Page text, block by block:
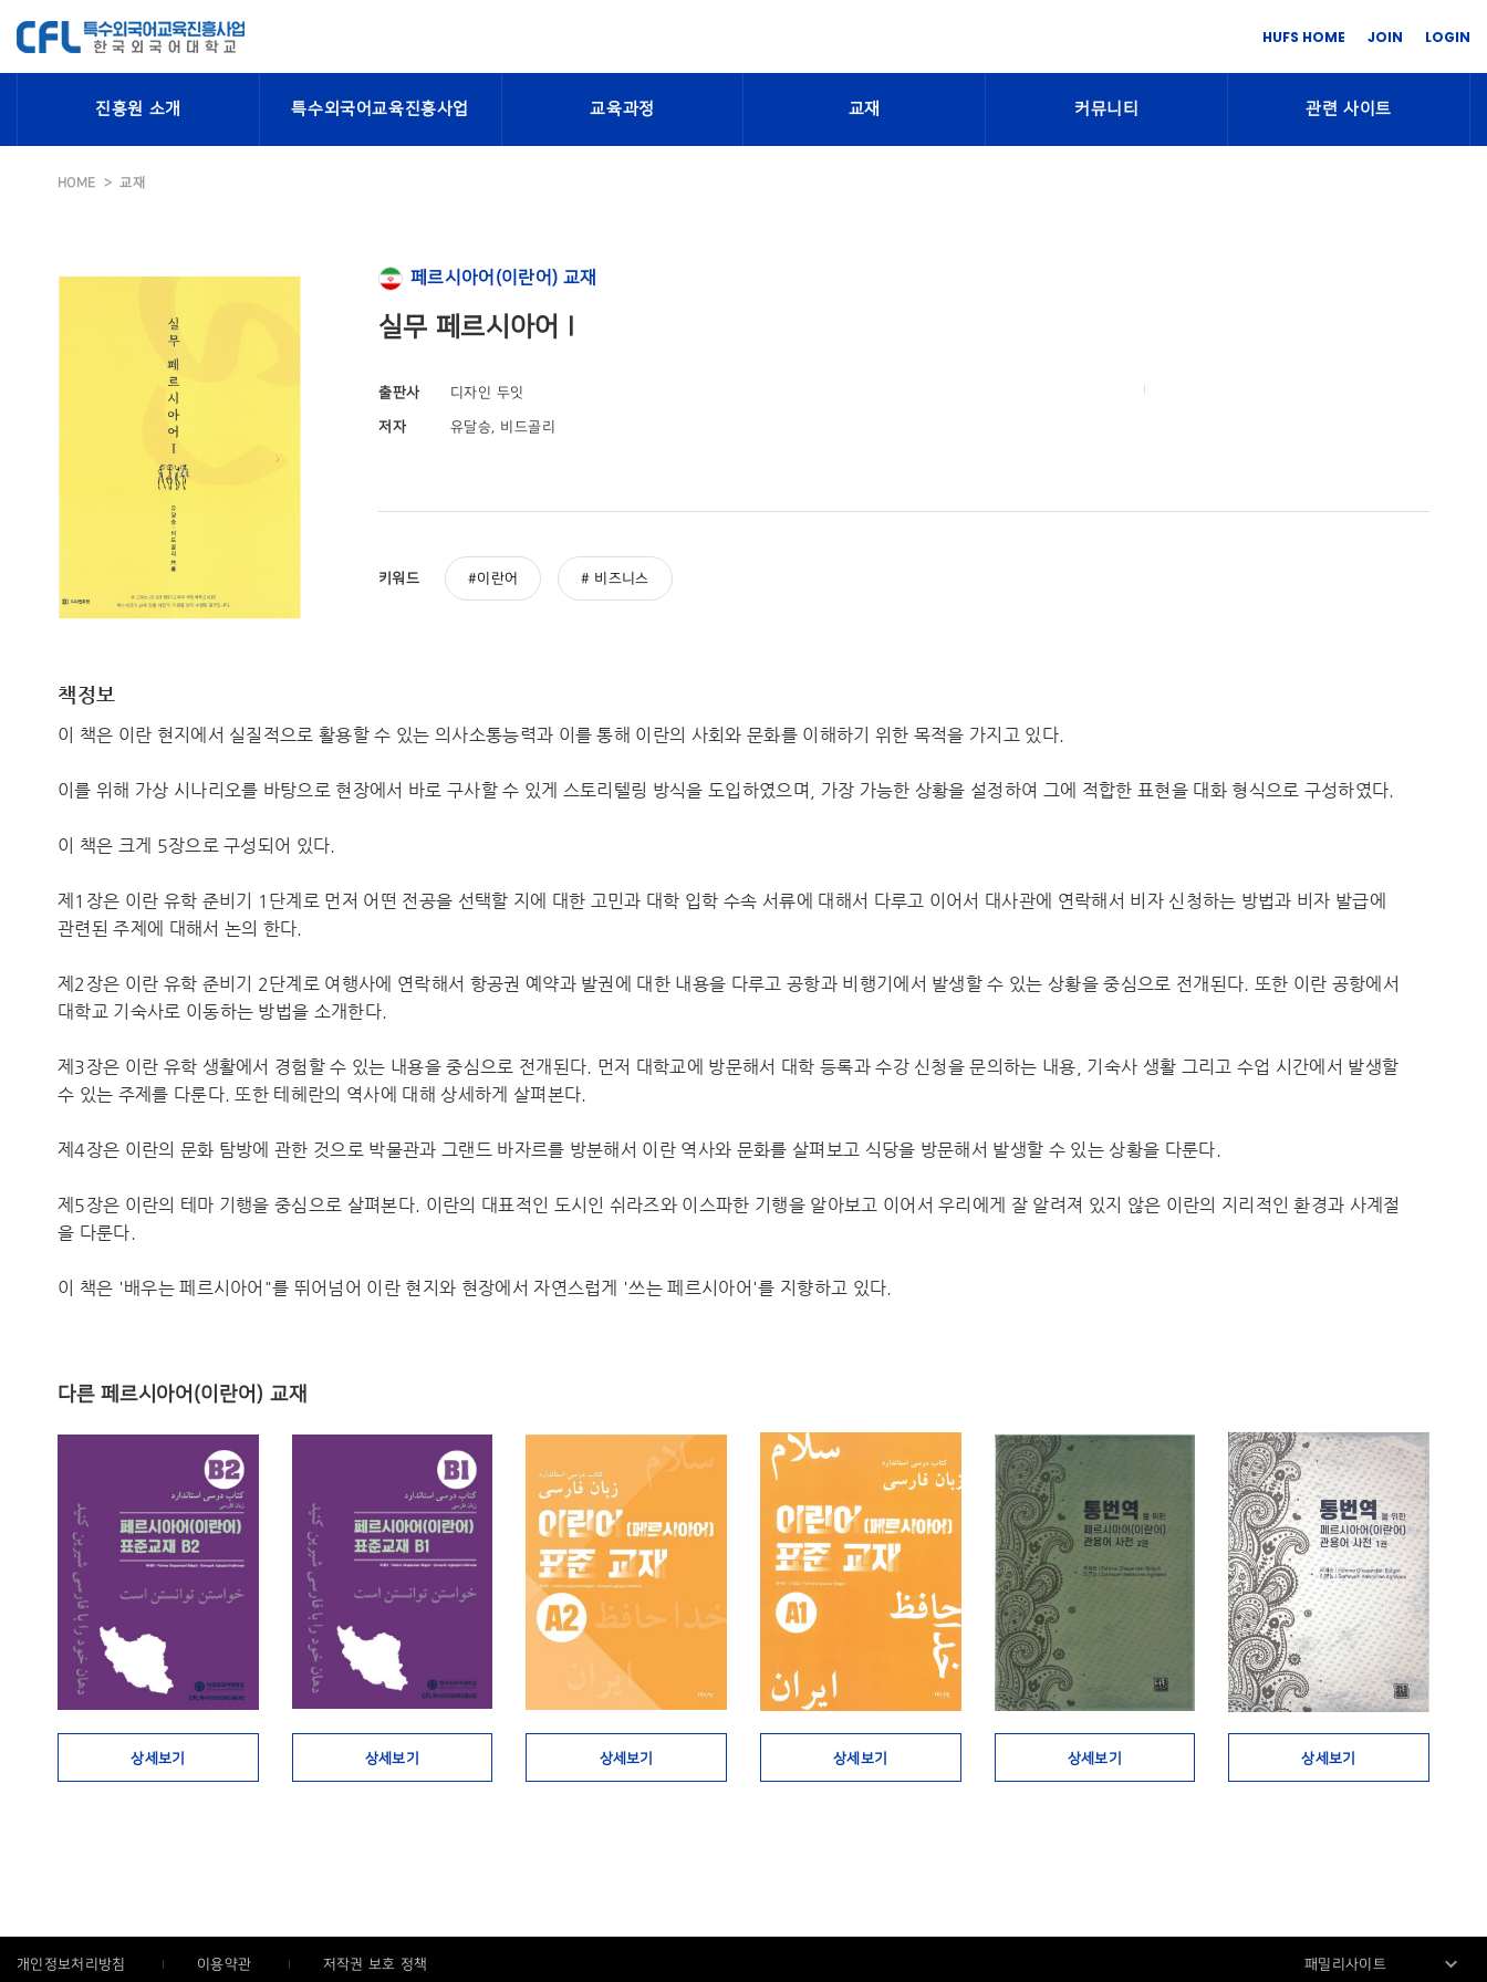
HUFS HOME JOIN LOGIN
진흥원 소개 특수외국어교육진흥사업 교육과정 교재 커뮤니티 관련 사이트
HOME 교재
페르시아어(이란어) 교재
실무 페르시아어 I
출판사 디자인 두잇
저자 유달승, 비드골리
키워드 이란어 비즈니스
책정보
이 책은 이란 현지에서 실질적으로 활용할 수 있는 의사소통능력과 이를 통해 이란의 사회와 문화를 이해하기 위한 목적을 가지고 있다.
이를 위해 가상 시나리오를 바탕으로 현장에서 바로 구사할 수 있게 스토리텔링 방식을 도입하였으며, 가장 가능한 상황을 설정하여 그에 적합한 표현을 대화 형식으로 구성하였다.
이 책은 크게 5장으로 구성되어 있다.
제1장은 이란 유학 준비기 1단계로 먼저 어떤 전공을 선택할 지에 대한 고민과 대학 입학 수속 서류에 대해서 다루고 이어서 대사관에 연락해서 비자 신청하는 방법과 비자 발급에
관련된 주제에 대해서 논의 한다.
제2장은 이란 유학 준비기 2단계로 여행사에 연락해서 항공권 예약과 발권에 대한 내용을 다루고 공항과 비행기에서 발생할 수 있는 상황을 중심으로 전개된다. 또한 이란 공항에서
대학교 기숙사로 이동하는 방법을 소개한다.
제3장은 이란 유학 생활에서 경험할 수 있는 내용을 중심으로 전개된다. 먼저 대학교에 방문해서 대학 등록과 수강 신청을 문의하는 내용, 기숙사 생활 그리고 수업 시간에서 발생할
수 있는 주제를 다룬다. 또한 테헤란의 역사에 대해 상세하게 살펴본다.
제4장은 이란의 문화 탐방에 관한 것으로 박물관과 그랜드 바자르를 방분해서 이란 역사와 문화를 살펴보고 식당을 방문해서 발생할 수 있는 상황을 다룬다.
제5장은 이란의 테마 기행을 중심으로 살펴본다. 이란의 대표적인 도시인 쉬라즈와 이스파한 기행을 알아보고 이어서 우리에게 잘 알려져 있지 않은 이란의 지리적인 환경과 사계절
을 다룬다.
이 책은 '배우는 페르시아어"를 뛰어넘어 이란 현지와 현장에서 자연스럽게 '쓰는 페르시아어'를 지향하고 있다.
다른 페르시아어(이란어) 교재
상세보기 상세보기 상세보기 상세보기 상세보기 상세보기
개인정보처리방침 이용약관 저작권 보호 정책 패밀리사이트